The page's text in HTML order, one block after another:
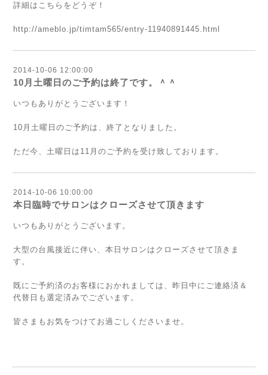
詳細はこちらをどうぞ！
http://ameblo.jp/timtam565/entry-11940891445.html
2014-10-06 12:00:00
10月土曜日のご予約は終了です。＾＾
いつもありがとうございます！
10月土曜日のご予約は、終了となりました。
ただ今、土曜日は11月のご予約を受け致しております。
2014-10-06 10:00:00
本日臨時でサロンはクローズさせて頂きます
いつもありがとうございます。
大型の台風接近に伴い、本日サロンはクローズさせて頂きま
す。
既にご予約済のお客様におかれましては、昨日中にご連絡済＆
代替日も選定済みでございます。
皆さまもお気をつけてお過ごしくださいませ。